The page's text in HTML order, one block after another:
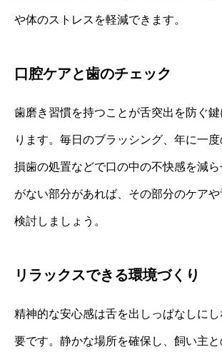
や体のストレスを軽減できます。
口腔ケアと歯のチェック
歯磨き習慣を持つことが舌突出を防ぐ
ります。毎日のブラッシング、年に一
損歯の処置などで口の中の不快感を減
がない部分があれば、その部分のケア
検討しましょう。
リラックスできる環境づくり
精神的な安心感は舌を出しっぱなしに
要です。静かな場所を確保し、飼い主と